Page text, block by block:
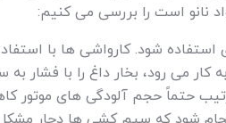
نانو است را بررسی می کنیم:
شود. کارواشی ها با
کار می رود، بخار داغ را با
حتماً حجم آلودگی های موتور